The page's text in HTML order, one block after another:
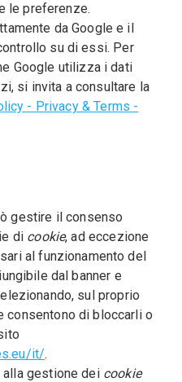
le preferenze.
da Google e il
su di essi. Per
Google utilizza i dati
si invita a consultare la
- Privacy & Terms -
gestire il consenso
di cookie, ad eccezione
al funzionamento del
dal banner e
sul proprio
consentono di bloccarli o
it/.
alla gestione dei cookie